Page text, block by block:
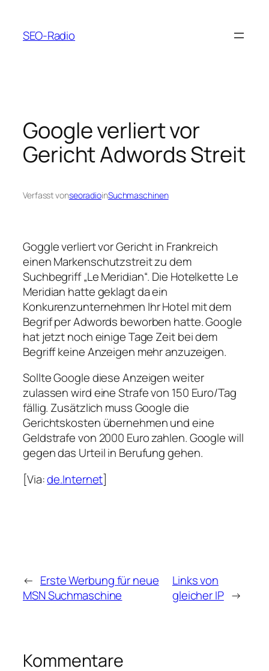
springen
SEO-Radio
Google verliert vor
Gericht Adwords Streit
Verfasst vonseoradioinSuchmaschinen
Goggle verliert vor Gericht in Frankreich
einen Markenschutzstreit zu dem
Suchbegriff „Le Meridian“. Die Hotelkette Le
Meridian hatte geklagt da ein
Konkurenzunternehmen Ihr Hotel mit dem
Begrif per Adwords beworben hatte. Google
hat jetzt noch einige Tage Zeit bei dem
Begriff keine Anzeigen mehr anzuzeigen.
Sollte Google diese Anzeigen weiter
zulassen wird eine Strafe von 150 Euro/Tag
fällig. Zusätzlich muss Google die
Gerichtskosten übernehmen und eine
Geldstrafe von 2000 Euro zahlen. Google will
gegen das Urteil in Berufung gehen.
[Via:de.Internet]
← Erste Werbung für neue
MSN Suchmaschine
Links von
gleicher IP →
Kommentare